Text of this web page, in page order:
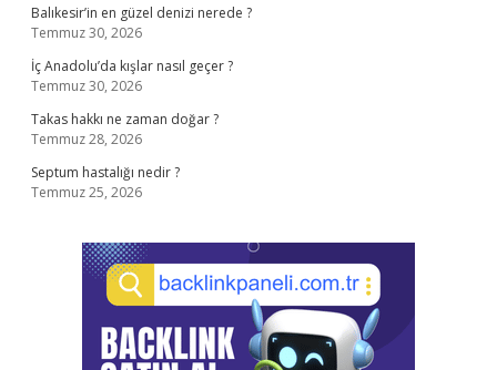
Balıkesir’in en güzel denizi nerede ?
Temmuz 30, 2026
İç Anadolu’da kışlar nasıl geçer ?
Temmuz 30, 2026
Takas hakkı ne zaman doğar ?
Temmuz 28, 2026
Septum hastalığı nedir ?
Temmuz 25, 2026